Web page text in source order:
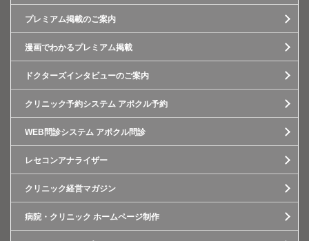
プレミアム掲載のご案内
漫画でわかるプレミアム掲載
ドクターズインタビューのご案内
クリニック予約システム アポクル予約
WEB問診システム アポクル問診
レセコンアナライザー
クリニック経営マガジン
病院・クリニック ホームページ制作